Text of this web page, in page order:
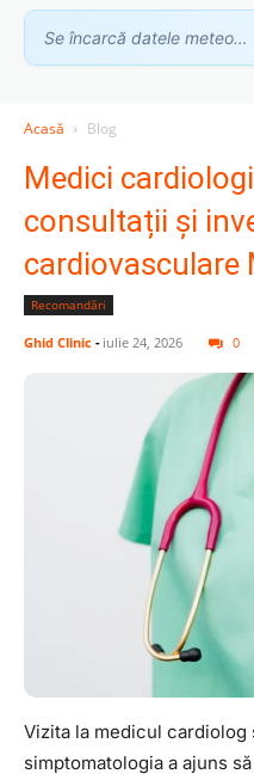
Se încarcă datele meteo…
Acasă Blog
Medici
consultații și
cardiovasculare
Recomandări
Ghid Clinic - iulie 24, 2026 0
Vizita la medicul
simptomatologia a ajuns
Asistent GhidClinic
Vă ajutăm să găsiți medicul sau
Ești medic sau ai o clinică
Apari în recomandările
Bună! Spuneți-mi ce
ajut.
Toate